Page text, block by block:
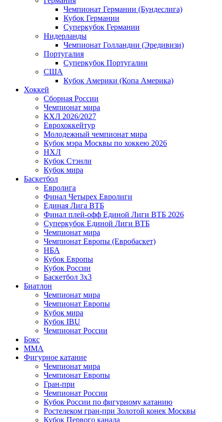
Чемпионат Германии (Бундеслига)
Кубок Германии
Суперкубок Германии
Нидерланды
Чемпионат Голландии (Эредивизи)
Португалия
Суперкубок Португалии
США
Кубок Америки (Копа Америка)
Хоккей
Сборная России
Чемпионат мира
КХЛ 2026/2027
Еврохоккейтур
Молодежный чемпионат мира
Кубок мэра Москвы по хоккею 2026
НХЛ
Кубок Стэнли
Кубок мира
Баскетбол
Евролига
Финал Четырех Евролиги
Единая Лига ВТБ
Финал плей-офф Единой Лиги ВТБ 2026
Суперкубок Единой Лиги ВТБ
Чемпионат мира
Чемпионат Европы (Евробаскет)
НБА
Кубок Европы
Кубок России
Баскетбол 3х3
Биатлон
Чемпионат мира
Чемпионат Европы
Кубок мира
Кубок IBU
Чемпионат России
Бокс
MMA
Фигурное катание
Чемпионат мира
Чемпионат Европы
Гран-при
Чемпионат России
Кубок России по фигурному катанию
Ростелеком гран-при Золотой конек Москвы
Кубок Первого канала